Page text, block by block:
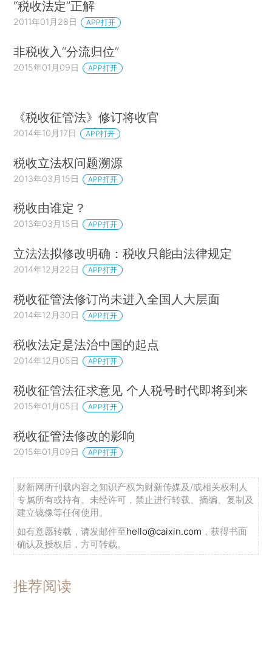
“税收法定”正解
2011年01月28日 APP打开
非税收入“分流归位”
2015年01月09日 APP打开
《税收征管法》修订将收官
2014年10月17日 APP打开
税收立法权问题溯源
2013年03月15日 APP打开
税收由谁定？
2013年03月15日 APP打开
立法法拟修改明确：税收只能由法律规定
2014年12月22日 APP打开
税收征管法修订尚未进入全国人大层面
2014年12月30日 APP打开
税收法定是法治中国的起点
2014年12月05日 APP打开
税收征管法征求意见 个人税号时代即将到来
2015年01月05日 APP打开
税收征管法修改的影响
2015年01月09日 APP打开
财新网所刊载内容之知识产权为财新传媒及/或相关权利人
专属所有或持有。未经许可，禁止进行转载、摘编、复制及
建立镜像等任何使用。
如有意愿转载，请发邮件至hello@caixin.com ，获得书面
确认及授权后，方可转载。
推荐阅读